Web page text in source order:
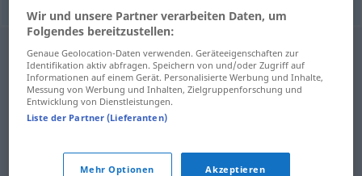
Wir und unsere Partner verarbeiten Daten, um
Folgendes bereitzustellen:
Genaue Geolocation-Daten verwenden. Geräteeigenschaften zur
Identifikation aktiv abfragen. Speichern von und/oder Zugriff auf
Informationen auf einem Gerät. Personalisierte Werbung und Inhalte,
Messung von Werbung und Inhalten, Zielgruppenforschung und
Entwicklung von Dienstleistungen.
Liste der Partner (Lieferanten)
Mehr Optionen Akzeptieren